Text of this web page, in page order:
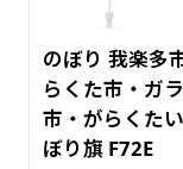
のぼり 我楽多
らくた市・ガ
市・がらくた
ぼり旗 F72E